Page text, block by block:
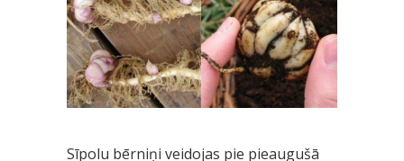
Sīpolu bērniņi veidojas pie pieaugušā